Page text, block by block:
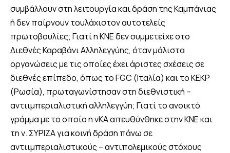
συμβάλλουν στη λειτουργία και δράση της Καμπάνιας
ή δεν παίρνουν τουλάχιστον αυτοτελείς
πρωτοβουλίες; Γιατί η ΚΝΕ δεν συμμετείχε στο
Διεθνές Καραβάνι Αλληλεγγύης, όταν μάλιστα
οργανώσεις με τις οποίες έχει άριστες σχέσεις σε
διεθνές επίπεδο, όπως το FGC (Ιταλία) και το ΚΕΚΡ
(Ρωσία), πρωταγωνίστησαν στη διεθνιστική –
αντιιμπεριαλιστική αλληλεγγύη; Γιατί το ανοικτό
γράμμα με το οποίο η νΚΑ απευθύνθηκε στην ΚΝΕ και
τη ν. ΣΥΡΙΖΑ για κοινή δράση πάνω σε
αντιιμπεριαλιστικούς – αντιπολεμικούς στόχους